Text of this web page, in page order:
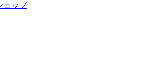
ョップ